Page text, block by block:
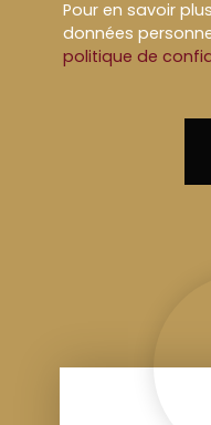
Pour en savoir
données
politique de